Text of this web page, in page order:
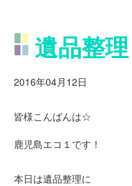
遺品整理
2016年04月12日
皆様こんばんは☆
鹿児島エコ１です！
本日は遺品整理に